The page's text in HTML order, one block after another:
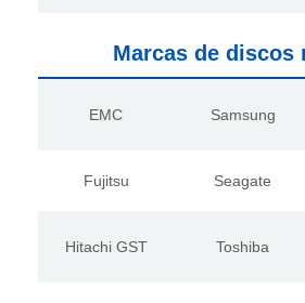
Marcas de discos
EMC Samsung
Fujitsu Seagate
Hitachi GST Toshiba